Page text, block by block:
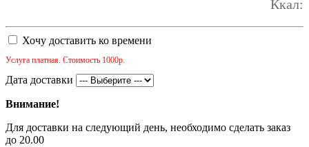
Ккал:
Хочу доставить ко времени
Услуга платная. Стоимость 1000р.
Дата доставки
Внимание!
Для доставки на следующий день, необходимо сделать заказ
до 20.00